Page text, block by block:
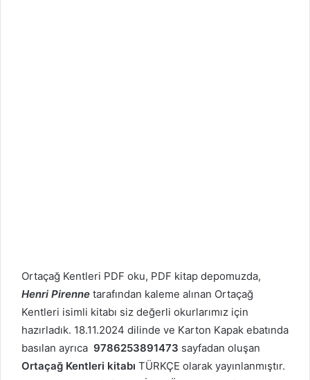
Ortaçağ Kentleri PDF oku, PDF kitap depomuzda,
Henri Pirenne tarafından kaleme alınan Ortaçağ
Kentleri isimli kitabı siz değerli okurlarımız için
hazırladık. 18.11.2024 dilinde ve Karton Kapak ebatında
basılan ayrıca 9786253891473 sayfadan oluşan
Ortaçağ Kentleri kitabı TÜRKÇE olarak yayınlanmıştır.